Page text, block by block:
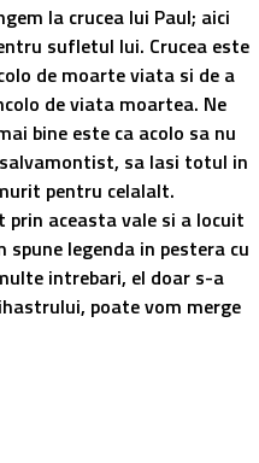
la crucea lui Paul; aici
sufletul lui. Crucea este
de moarte viata si de a
de viata moartea. Ne
bine este ca acolo sa nu
sa lasi totul in
pentru celalalt.
prin aceasta vale si a locuit
legenda in pestera cu
intrebari, el doar s-a
poate vom merge